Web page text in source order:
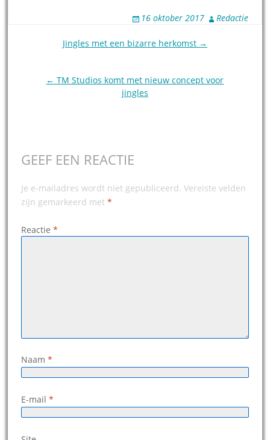
16 oktober 2017 Redactie
Jingles met een bizarre herkomst →
← TM Studios komt met nieuw concept voor
jingles
GEEF EEN REACTIE
Je e-mailadres wordt niet gepubliceerd. Vereiste velden
zijn gemarkeerd met *
Reactie *
Naam *
E-mail *